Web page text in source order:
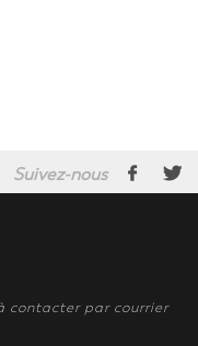
Suivez-nous
contacter par courrier